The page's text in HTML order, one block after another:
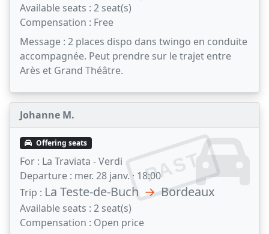
Available seats : 2 seat(s)
Compensation : Free
Message : 2 places dispo dans twingo en conduite
accompagnée. Peut prendre sur le trajet entre
Arès et Grand Théâtre.
Johanne M.
PAST
Offering seats
For : La Traviata - Verdi
Departure : mer. 28 janv. · 18:00
Trip : La Teste-de-Buch → Bordeaux
Available seats : 2 seat(s)
Compensation : Open price